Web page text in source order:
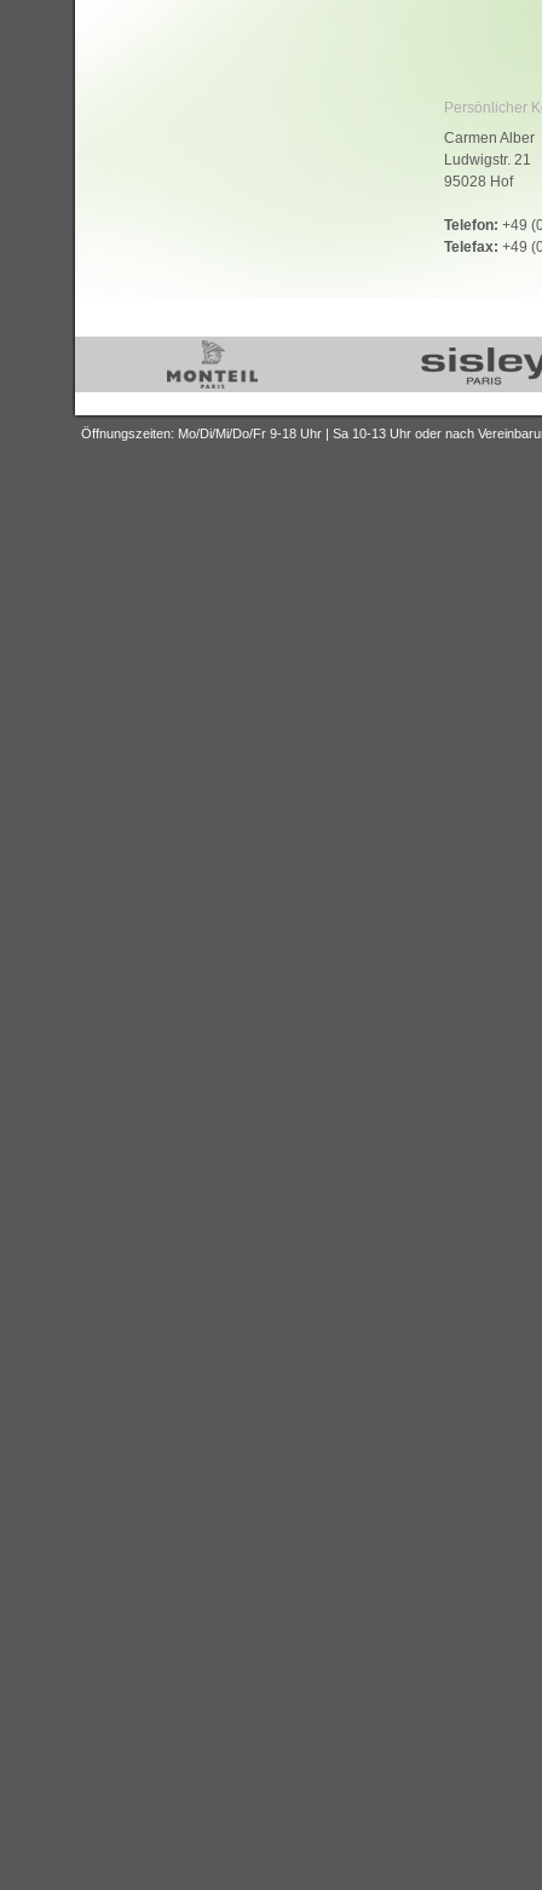
Persönlicher
Carmen Alber
Ludwigstr. 21
95028 Hof
Telefon: +49
Telefax: +49
Öffnungszeiten: Mo/Di/Mi/Do/Fr 9-18 Uhr | Sa 10-13 Uhr oder nach